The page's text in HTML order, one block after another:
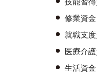
技能習
修業資金
就職支
医療介
生活資金